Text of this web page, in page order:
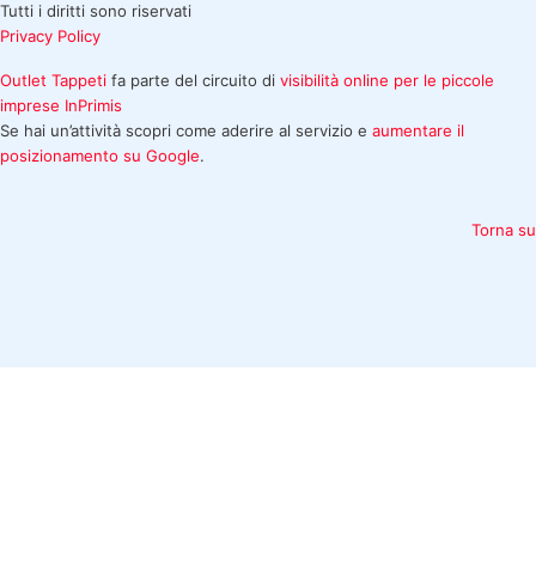
Tutti i diritti sono riservati
Privacy Policy
Outlet Tappeti fa parte del circuito divisibilità online per le piccole
imprese InPrimis
Se hai un’attività scopri come aderire al servizio eaumentare il
posizionamento su Google.
Torna su